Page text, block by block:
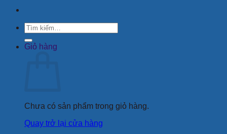
Tìm
kiếm:
Giỏ hàng
Chưa có sản phẩm trong giỏ hàng.
Quay trở lại cửa hàng